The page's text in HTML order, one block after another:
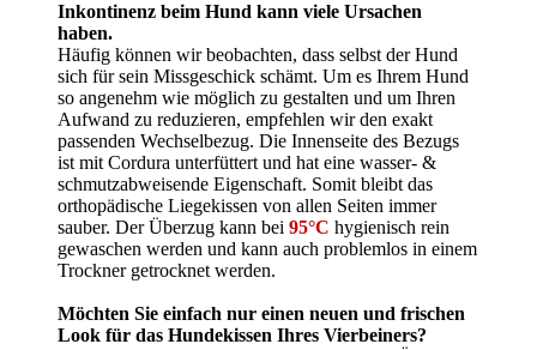
Inkontinenz beim Hund kann viele Ursachen
haben.
Häufig können wir beobachten, dass selbst der Hund
sich für sein Missgeschick schämt. Um es Ihrem Hund
so angenehm wie möglich zu gestalten und um Ihren
Aufwand zu reduzieren, empfehlen wir den exakt
passenden Wechselbezug. Die Innenseite des Bezugs
ist mit Cordura unterfüttert und hat eine wasser- &
schmutzabweisende Eigenschaft. Somit bleibt das
orthopädische Liegekissen von allen Seiten immer
sauber. Der Überzug kann bei 95°C hygienisch rein
gewaschen werden und kann auch problemlos in einem
Trockner getrocknet werden.
Möchten Sie einfach nur einen neuen und frischen
Look für das Hundekissen Ihres Vierbeiners?